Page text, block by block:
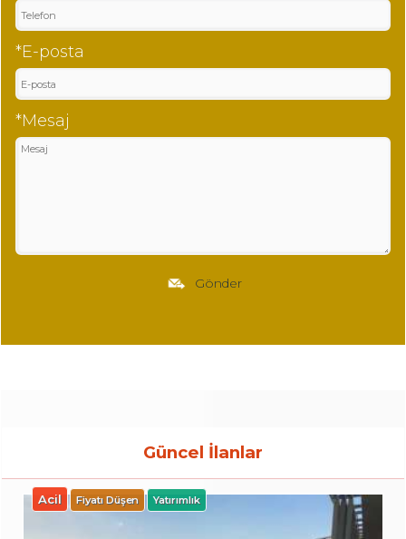
*E-posta
*Mesaj
Gönder
Güncel İlanlar
Acil Fiyatı Düşen Yatırımlık